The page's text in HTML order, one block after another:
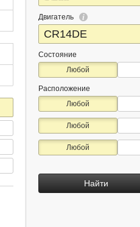
Двигатель
Состояние
Любой
Расположение
Любой
Любой
Любой
Найти